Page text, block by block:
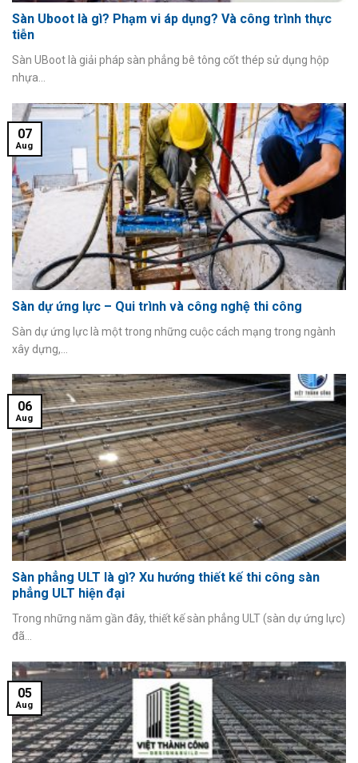
Sàn Uboot là gì? Phạm vi áp dụng? Và công trình thực
tiễn
Sàn UBoot là giải pháp sàn phẳng bê tông cốt thép sử dụng hộp
nhựa...
Sàn dự ứng lực – Qui trình và công nghệ thi công
Sàn dự ứng lực là một trong những cuộc cách mạng trong ngành
xây dựng,...
07
Aug
Sàn phẳng ULT là gì? Xu hướng thiết kế thi công sàn
phẳng ULT hiện đại
Trong những năm gần đây, thiết kế sàn phẳng ULT (sàn dự ứng lực)
đã...
06
Aug
05
Aug